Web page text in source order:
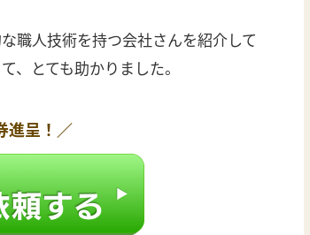
職人技術を持つ会社さんを紹介して
、とても助かりました。
進呈！／